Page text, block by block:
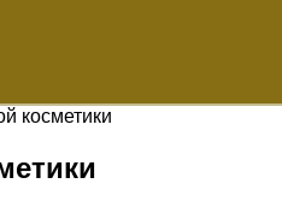
косметики